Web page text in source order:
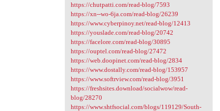
https://chutpatti.com/read-blog/7593
https://xn--wo-6ja.com/read-blog/26239
https://www.cyberpinoy.net/read-blog/12413
https://youslade.com/read-blog/20742
https://facelore.com/read-blog/30895
https://ouptel.com/read-blog/27472
https://web.doopinet.com/read-blog/2834
https://www.dostally.com/read-blog/153957
https://www.softrview.com/read-blog/3951
https://freshsites.download/socialwow/read-
blog/28270
https://www.shtfsocial.com/blogs/119129/South-